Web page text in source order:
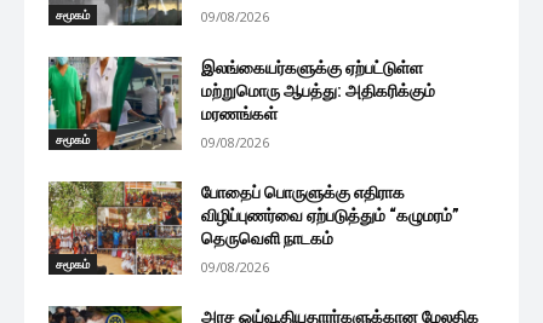
சமூகம் 09/08/2026
சமூகம்
இலங்கையர்களுக்கு ஏற்பட்டுள்ள
மற்றுமொரு ஆபத்து: அதிகரிக்கும்
மரணங்கள்
09/08/2026
சமூகம்
போதைப் பொருளுக்கு எதிராக
விழிப்புணர்வை ஏற்படுத்தும் “கழுமரம்”
தெருவெளி நாடகம்
09/08/2026
அரச ஓய்வூதியதாரர்களுக்கான மேலதிக